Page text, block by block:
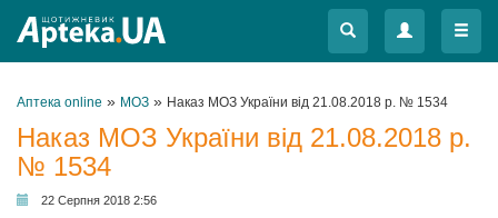
Меню
Меню
Аптека online » МОЗ » Наказ МОЗ України від 21.08.2018 р. № 1534
Наказ МОЗ України від 21.08.2018 р.
№ 1534
22 Серпня 2018 2:56